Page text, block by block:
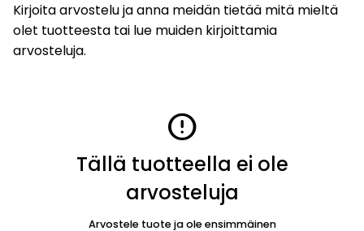
Kirjoita arvostelu ja anna meidän tietää mitä mieltä
olet tuotteesta tai lue muiden kirjoittamia
arvosteluja.
error
Tällä tuotteella ei ole
arvosteluja
Arvostele tuote ja ole ensimmäinen